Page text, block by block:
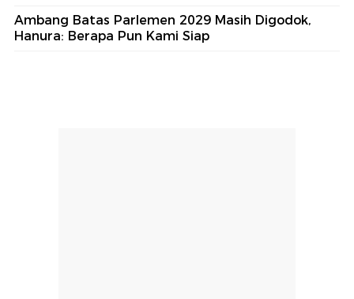
Ambang Batas Parlemen 2029 Masih Digodok,
Hanura: Berapa Pun Kami Siap